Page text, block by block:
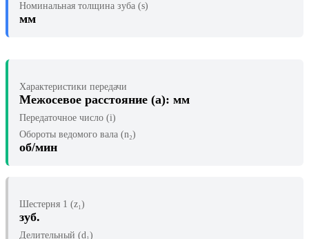
Номинальная толщина зуба (s)
мм
Характеристики передачи
Межосевое расстояние (a): мм
Передаточное число (i)
Обороты ведомого вала (n₂)
об/мин
Шестерня 1 (z₁)
зуб.
Делительный (d₁)